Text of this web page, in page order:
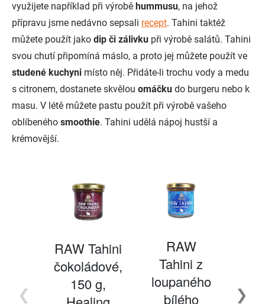
využijete například při výrobě hummusu, na jehož
přípravu jsme nedávno sepsali recept. Tahini taktéž
můžete použít jako dip či zálivku při výrobě salátů. Tahini
svou chutí připomíná máslo, a proto jej můžete použít ve
studené kuchyni místo něj. Přidáte-li trochu vody a medu
s citronem, dostanete skvělou omáčku do burgeru nebo k
masu. V létě můžete pastu použít při výrobě vašeho
oblíbeného smoothie. Tahini udělá nápoj hustší a
krémovější.